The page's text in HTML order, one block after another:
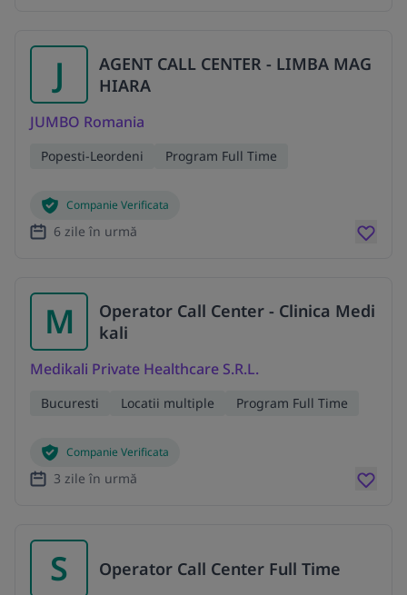
J
AGENT CALL CENTER - LIMBA MAG
HIARA
JUMBO Romania
Popesti-Leordeni Program Full Time
Companie Verificata
6 zile în urmă
M
Operator Call Center - Clinica Medi
kali
Medikali Private Healthcare S.R.L.
Bucuresti Locatii multiple Program Full Time
Companie Verificata
3 zile în urmă
S Operator Call Center Full Time